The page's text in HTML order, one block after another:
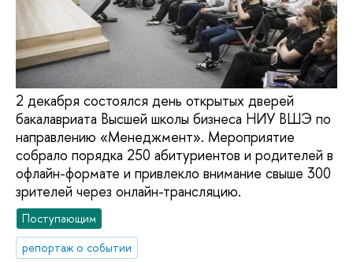
2 декабря состоялся день открытых дверей
бакалавриата Высшей школы бизнеса НИУ ВШЭ по
направлению «Менеджмент». Мероприятие
собрало порядка 250 абитуриентов и родителей в
офлайн-формате и привлекло внимание свыше 300
зрителей через онлайн-трансляцию.
Поступающим
репортаж о событии